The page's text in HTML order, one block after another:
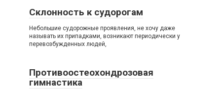
Склонность к судорогам
Небольшие судорожные проявления, не хочу даже
называть их припадками, возникают периодически у
перевозбужденных людей,
Противоостеохондрозовая
гимнастика